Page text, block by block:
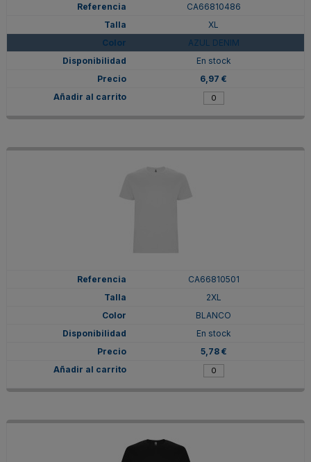
CA66810486
XL
AZUL DENIM
En stock
6,97 €
CA66810501
2XL
BLANCO
En stock
5,78 €